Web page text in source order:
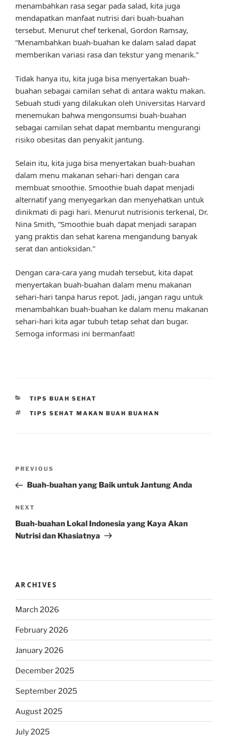
menambahkan rasa segar pada salad, kita juga
mendapatkan manfaat nutrisi dari buah-buahan
tersebut. Menurut chef terkenal, Gordon Ramsay,
“Menambahkan buah-buahan ke dalam salad dapat
memberikan variasi rasa dan tekstur yang menarik.”
Tidak hanya itu, kita juga bisa menyertakan buah-
buahan sebagai camilan sehat di antara waktu makan.
Sebuah studi yang dilakukan oleh Universitas Harvard
menemukan bahwa mengonsumsi buah-buahan
sebagai camilan sehat dapat membantu mengurangi
risiko obesitas dan penyakit jantung.
Selain itu, kita juga bisa menyertakan buah-buahan
dalam menu makanan sehari-hari dengan cara
membuat smoothie. Smoothie buah dapat menjadi
alternatif yang menyegarkan dan menyehatkan untuk
dinikmati di pagi hari. Menurut nutrisionis terkenal, Dr.
Nina Smith, “Smoothie buah dapat menjadi sarapan
yang praktis dan sehat karena mengandung banyak
serat dan antioksidan.”
Dengan cara-cara yang mudah tersebut, kita dapat
menyertakan buah-buahan dalam menu makanan
sehari-hari tanpa harus repot. Jadi, jangan ragu untuk
menambahkan buah-buahan ke dalam menu makanan
sehari-hari kita agar tubuh tetap sehat dan bugar.
Semoga informasi ini bermanfaat!
CATEGORIES
TIPS BUAH SEHAT
TAGS
TIPS SEHAT MAKAN BUAH BUAHAN
Previous
Post
PREVIOUS
Buah-buahan yang Baik untuk Jantung Anda
Next
Post
NEXT
Buah-buahan Lokal Indonesia yang Kaya Akan
Nutrisi dan Khasiatnya
ARCHIVES
March 2026
February 2026
January 2026
December 2025
September 2025
August 2025
July 2025